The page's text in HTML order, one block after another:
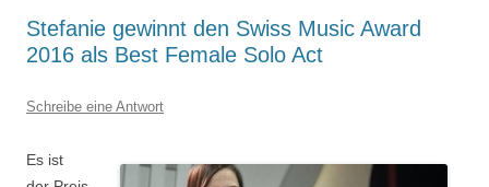
Stefanie gewinnt den Swiss Music Award
2016 als Best Female Solo Act
Schreibe eine Antwort
Es ist